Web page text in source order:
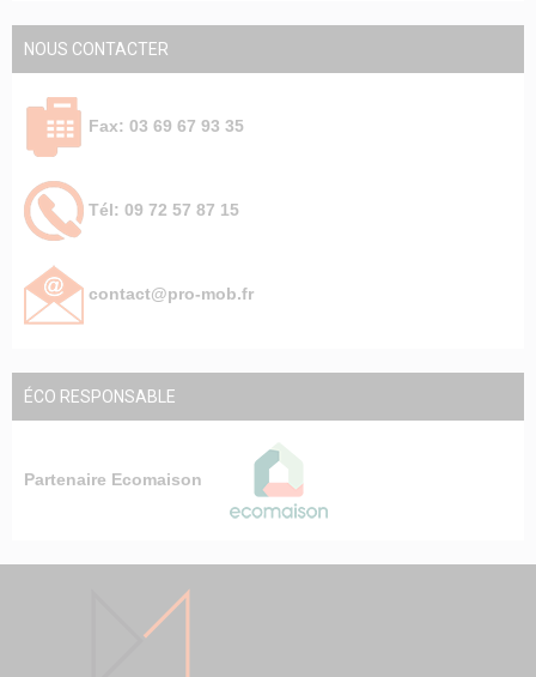
NOUS CONTACTER
Fax: 03 69 67 93 35
Tél: 09 72 57 87 15
contact@pro-mob.fr
ÉCO RESPONSABLE
Partenaire Ecomaison